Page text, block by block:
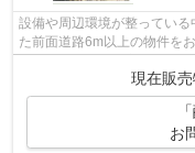
設備や周辺環境が整ってい
た前面道路6m以上の物件を
現在販売
お